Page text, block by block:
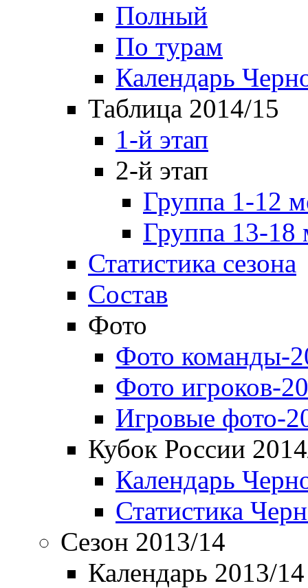
Полный
По турам
Календарь
Таблица 2014/15
1-й этап
2-й этап
Группа 1-12
Группа 13-18
Статистика сезона
Состав
Фото
Фото команды-
Фото игроков-
Игровые фото-
Кубок России
Календарь
Статистика
Сезон 2013/14
Календарь 2013/14